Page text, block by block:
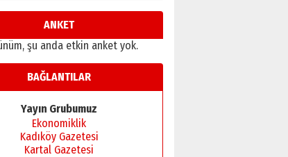
Ardında bıraktığı hatıralarıyla
13 Mayıs 2026 Çarşamba
Esat BİNDESEN
Başkan Sekmen’den Erzurum’a
bir vizyon proje daha!
02 Ağustos 2026 Pazar
ANKET
şu anda etkin anket yok.
BAĞLANTILAR
Yayın Grubumuz
Ekonomiklik
Kadıköy Gazetesi
Kartal Gazetesi